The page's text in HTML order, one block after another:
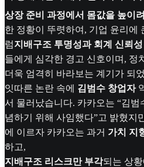
상장 준비 과정에서 몸값을 높이
한 정황이 뚜렷하여, 기업 윤리에
럼지배구조 투명성과 회계 신뢰
들에게 심각한 경고 신호이며, 정
더욱 엄격히 바라보는 계기가 되
잇따른 논란 속에 김범수 창업자
서 물러났습니다. 카카오는 “김범
념하기 위해 사임했다”고 밝혔지
에 이르자 카카오는 과거 가치 지
하고,
지배구조 리스크만 부각되는 상